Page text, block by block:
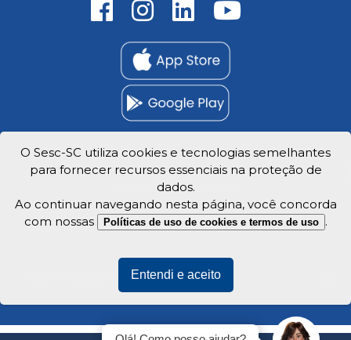
Trabalhe Conosco
Privacidade e dados
Veja o mapa do site
O Sesc-SC utiliza cookies e tecnologias semelhantes
para fornecer recursos essenciais na proteção de
dados.
Ao continuar navegando nesta página, você concorda
com nossas
Políticas de uso de cookies e termos de uso .
Entendi e aceito